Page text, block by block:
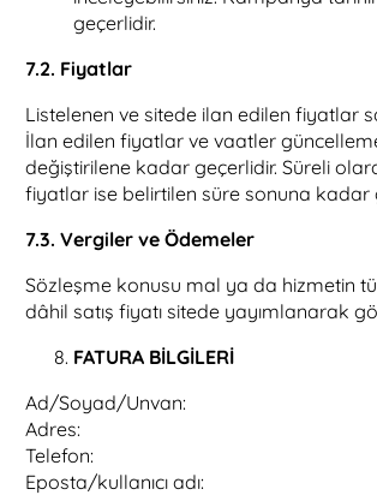
geçerlidir.
7.2. Fiyatlar
Listelenen ve sitede ilan edilen fiyatlar
İlan edilen fiyatlar ve vaatler
değiştirilene kadar geçerlidir. Süreli
fiyatlar ise belirtilen süre sonuna kadar
7.3. Vergiler ve Ödemeler
Sözleşme konusu mal ya da hizmetin
dâhil satış fiyatı sitede yayımlanarak
FATURA BİLGİLERİ
Ad/Soyad/Unvan:
Adres:
Telefon:
Eposta/kullanıcı adı: